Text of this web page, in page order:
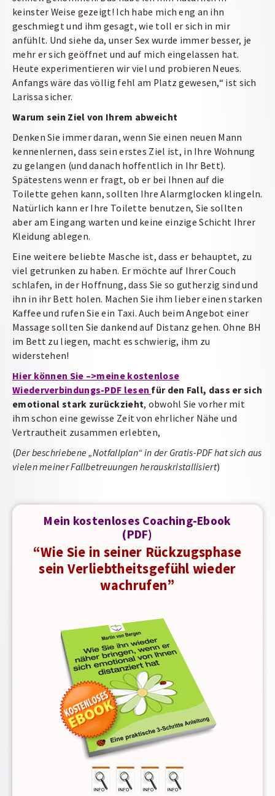
keinster Weise gezeigt! Ich habe mich eng an ihn
geschmiegt und ihm gesagt, wie toll er sich in mir
anfühlt. Und siehe da, unser Sex wurde immer besser, je
mehr er sich geöffnet und auf mich eingelassen hat.
Heute experimentieren wir viel und probieren Neues.
Anfangs wäre das völlig fehl am Platz gewesen,“ ist sich
Larissa sicher.
Warum sein Ziel von Ihrem abweicht
Denken Sie immer daran, wenn Sie einen neuen Mann
kennenlernen, dass sein erstes Ziel ist, in Ihre Wohnung
zu gelangen (und danach hoffentlich in Ihr Bett).
Spätestens wenn er fragt, ob er bei Ihnen auf die
Toilette gehen kann, sollten Ihre Alarmglocken klingeln.
Natürlich kann er Ihre Toilette benutzen, Sie sollten
aber am Eingang warten und keine einzige Schicht Ihrer
Kleidung ablegen.
Eine weitere beliebte Masche ist, dass er behauptet, zu
viel getrunken zu haben. Er möchte auf Ihrer Couch
schlafen, in der Hoffnung, dass Sie so gutherzig sind und
ihn in ihr Bett holen. Machen Sie ihm lieber einen starken
Kaffee und rufen Sie ein Taxi. Auch beim Angebot einer
Massage sollten Sie dankend auf Distanz gehen. Ohne BH
im Bett zu liegen, macht es schwierig, ihm zu
widerstehen!
Hier können Sie –>meine kostenlose
Wiederverbindungs-PDF lesen für den Fall, dass er sich
emotional stark zurückzieht, obwohl Sie vorher mit
ihm schon eine gewisse Zeit von ehrlicher Nähe und
Vertrautheit zusammen erlebten,
(Der beschriebene „Notfallplan“ in der Gratis-PDF hat sich aus
vielen meiner Fallbetreuungen herauskristallisiert)
Mein kostenloses Coaching-Ebook
(PDF)
“Wie Sie in seiner Rückzugsphase
sein Verliebtheitsgefühl wieder
wachrufen”